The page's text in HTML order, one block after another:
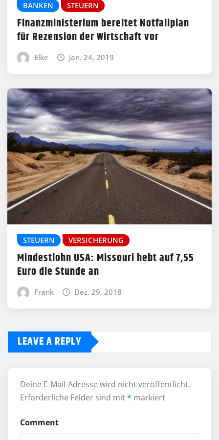
BANKEN STEUERN
Finanzministerium bereitet Notfallplan
für Rezension der Wirtschaft vor
Elke Jan. 24, 2019
STEUERN VERSICHERUNG
Mindestlohn USA: Missouri hebt auf 7,55
Euro die Stunde an
Frank Dez. 29, 2018
LEAVE A REPLY
Deine E-Mail-Adresse wird nicht veröffentlicht.
Erforderliche Felder sind mit* markiert
Comment